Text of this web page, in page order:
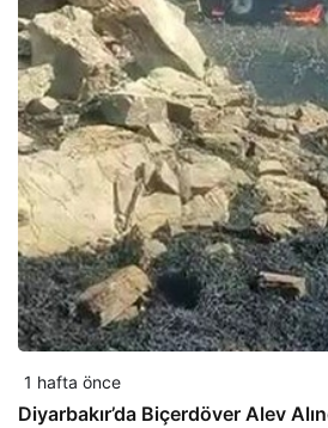
1 hafta önce
Diyarbakır’da Biçerdöver Alev